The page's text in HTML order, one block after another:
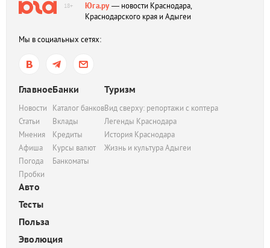
18+ Юга.ру— новости Краснодара,
Краснодарского края и Адыгеи
Мы в социальных сетях:
Главное
Новости
Статьи
Мнения
Афиша
Погода
Пробки
Банки
Каталог банков
Вклады
Кредиты
Курсы валют
Банкоматы
Туризм
Вид сверху: репортажи с коптера
Легенды Краснодара
История Краснодара
Жизнь и культура Адыгеи
Авто
Тесты
Польза
Эволюция